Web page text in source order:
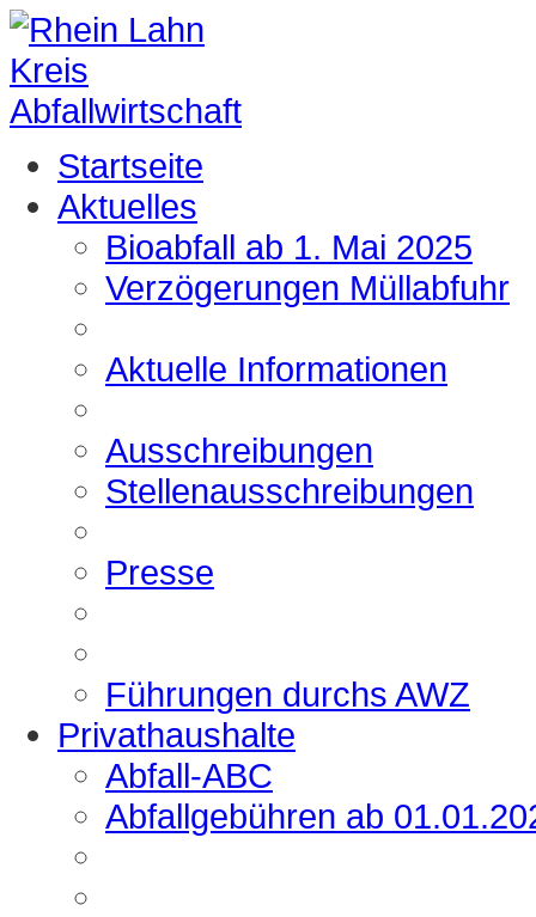
Startseite
Aktuelles
Bioabfall ab 1. Mai 2025
Verzögerungen Müllabfuhr
Aktuelle Informationen
Ausschreibungen
Stellenausschreibungen
Presse
Führungen durchs AWZ
Privathaushalte
Abfall-ABC
Abfallgebühren ab